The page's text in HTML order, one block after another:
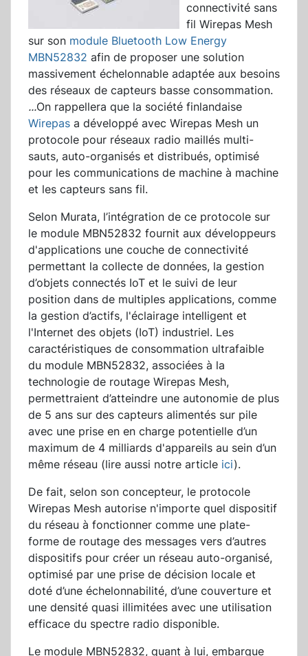
connectivité sans
fil Wirepas Mesh
sur son module Bluetooth Low Energy
MBN52832 afin de proposer une solution
massivement échelonnable adaptée aux besoins
des réseaux de capteurs basse consommation.
...On rappellera que la société finlandaise
Wirepas a développé avec Wirepas Mesh un
protocole pour réseaux radio maillés multi-
sauts, auto-organisés et distribués, optimisé
pour les communications de machine à machine
et les capteurs sans fil.
Selon Murata, l’intégration de ce protocole sur
le module MBN52832 fournit aux développeurs
d'applications une couche de connectivité
permettant la collecte de données, la gestion
d’objets connectés IoT et le suivi de leur
position dans de multiples applications, comme
la gestion d’actifs, l'éclairage intelligent et
l'Internet des objets (IoT) industriel. Les
caractéristiques de consommation ultrafaible
du module MBN52832, associées à la
technologie de routage Wirepas Mesh,
permettraient d’atteindre une autonomie de plus
de 5 ans sur des capteurs alimentés sur pile
avec une prise en en charge potentielle d’un
maximum de 4 milliards d'appareils au sein d’un
même réseau (lire aussi notre article ici).
De fait, selon son concepteur, le protocole
Wirepas Mesh autorise n'importe quel dispositif
du réseau à fonctionner comme une plate-
forme de routage des messages vers d’autres
dispositifs pour créer un réseau auto-organisé,
optimisé par une prise de décision locale et
doté d’une échelonnabilité, d’une couverture et
une densité quasi illimitées avec une utilisation
efficace du spectre radio disponible.
Le module MBN52832, quant à lui, embarque